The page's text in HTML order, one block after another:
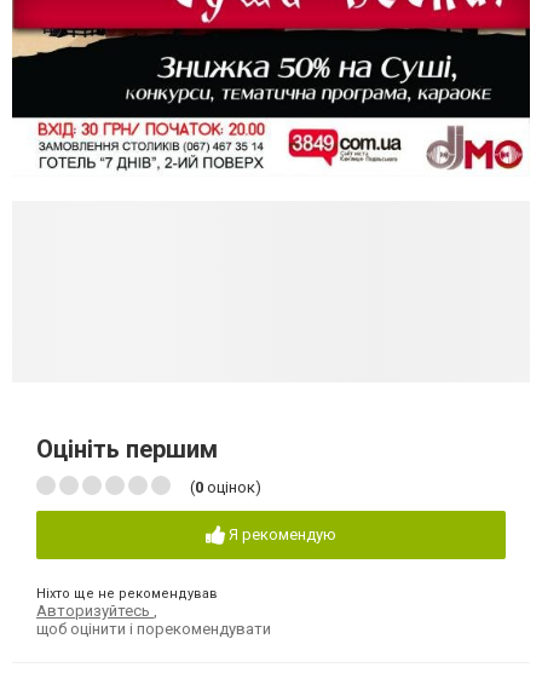
Оцініть першим
(0 оцінок)
Я рекомендую
Ніхто ще не рекомендував
Авторизуйтесь ,
щоб оцінити і порекомендувати